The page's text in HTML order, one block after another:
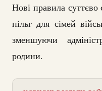
Нові правила
пільг для сімей
зменшуючи
родини.